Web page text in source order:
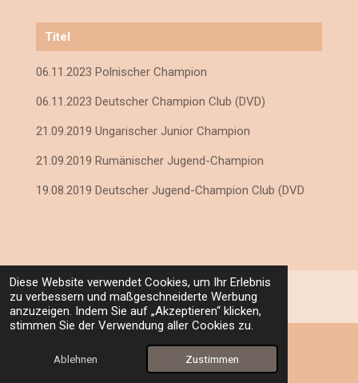
Diese Website verwendet Cookies, um Ihr Erlebnis
zu verbessern und maßgeschneiderte Werbung
anzuzeigen. Indem Sie auf „Akzeptieren“ klicken,
stimmen Sie der Verwendung aller Cookies zu.
Ablehnen Zustimmen
Titel
06.11.2023 Polnischer Champion
06.11.2023 Deutscher Champion Club (DVD)
21.09.2019 Ungarischer Junior Champion
21.09.2019 Rumänischer Jugend-Champion
19.08.2019 Deutscher Jugend-Champion Club (DVD
Avon vom Velhorn- Schloss
Heike Seyfarth
E-Mail